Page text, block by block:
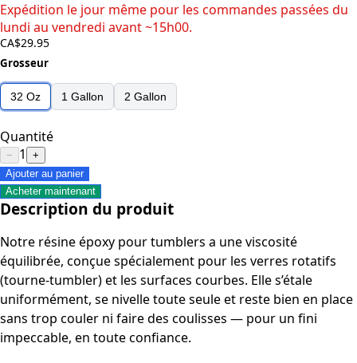
Expédition le jour même pour les commandes passées du
lundi au vendredi avant ~15h00.
CA$29.95
Grosseur
32 Oz 1 Gallon 2 Gallon
Quantité
− 1
+
Ajouter au panier
Acheter maintenant
Description du produit
Notre résine époxy pour tumblers a une viscosité
équilibrée, conçue spécialement pour les verres rotatifs
(tourne-tumbler) et les surfaces courbes. Elle s’étale
uniformément, se nivelle toute seule et reste bien en place
sans trop couler ni faire des coulisses — pour un fini
impeccable, en toute confiance.